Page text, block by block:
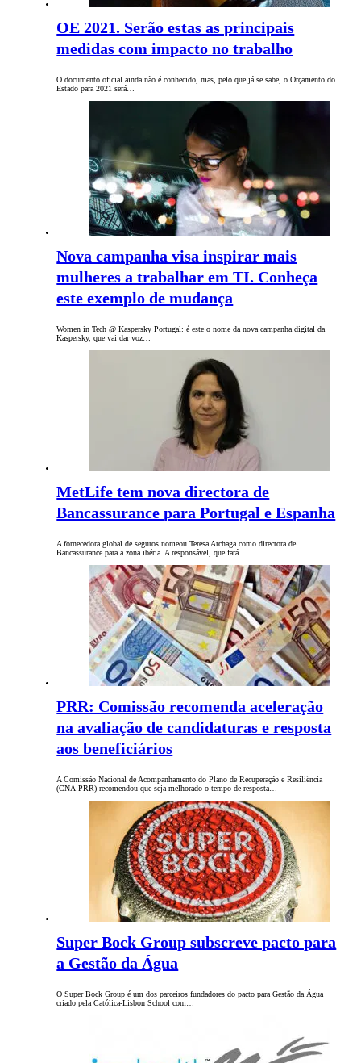
OE 2021. Serão estas as principais
medidas com impacto no trabalho
O documento oficial ainda não é conhecido, mas, pelo que já se sabe, o Orçamento do
Estado para 2021 será…
Nova campanha visa inspirar mais
mulheres a trabalhar em TI. Conheça
este exemplo de mudança
Women in Tech @ Kaspersky Portugal: é este o nome da nova campanha digital da
Kaspersky, que vai dar voz…
MetLife tem nova directora de
Bancassurance para Portugal e Espanha
A fornecedora global de seguros nomeou Teresa Archaga como directora de
Bancassurance para a zona ibéria. A responsável, que fará…
PRR: Comissão recomenda aceleração
na avaliação de candidaturas e resposta
aos beneficiários
A Comissão Nacional de Acompanhamento do Plano de Recuperação e Resiliência
(CNA-PRR) recomendou que seja melhorado o tempo de resposta…
Super Bock Group subscreve pacto para
a Gestão da Água
O Super Bock Group é um dos parceiros fundadores do pacto para Gestão da Água
criado pela Católica-Lisbon School com…